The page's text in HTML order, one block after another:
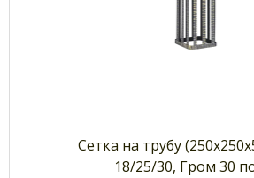
Сетка на трубу
18/25/30, Гром 30